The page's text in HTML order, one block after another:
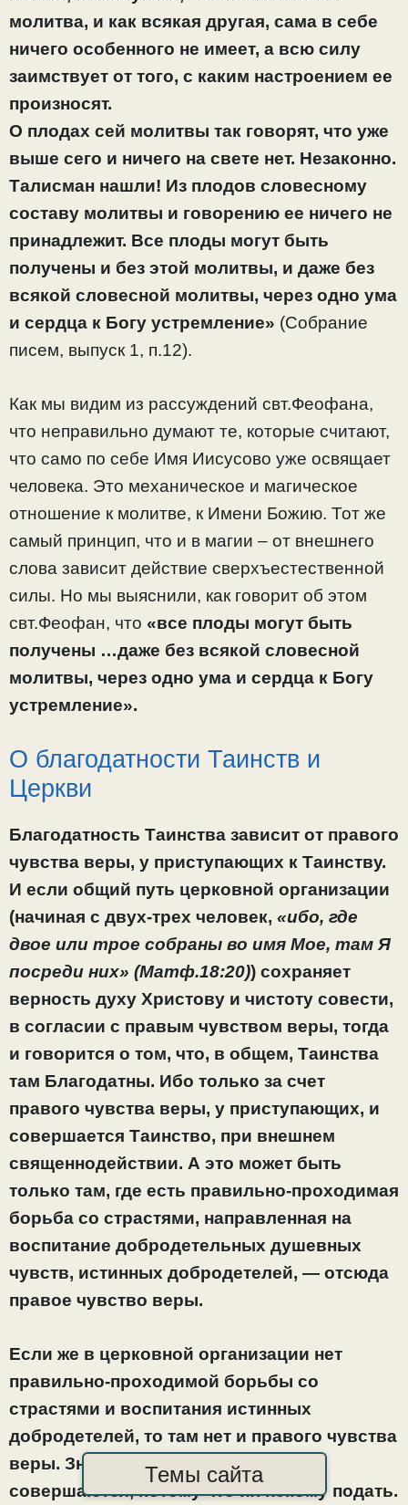
молитва, и как всякая другая, сама в себе
ничего особенного не имеет, а всю силу
заимствует от того, с каким настроением ее
произносят.
О плодах сей молитвы так говорят, что уже
выше сего и ничего на свете нет. Незаконно.
Талисман нашли! Из плодов словесному
составу молитвы и говорению ее ничего не
принадлежит. Все плоды могут быть
получены и без этой молитвы, и даже без
всякой словесной молитвы, через одно ума
и сердца к Богу устремление» (Собрание
писем, выпуск 1, п.12).
Как мы видим из рассуждений свт.Феофана,
что неправильно думают те, которые считают,
что само по себе Имя Иисусово уже освящает
человека. Это механическое и магическое
отношение к молитве, к Имени Божию. Тот же
самый принцип, что и в магии – от внешнего
слова зависит действие сверхъестественной
силы. Но мы выяснили, как говорит об этом
свт.Феофан, что «все плоды могут быть
получены …даже без всякой словесной
молитвы, через одно ума и сердца к Богу
устремление».
О благодатности Таинств и
Церкви
Благодатность Таинства зависит от правого
чувства веры, у приступающих к Таинству.
И если общий путь церковной организации
(начиная с двух-трех человек, «ибо, где
двое или трое собраны во имя Мое, там Я
посреди них» (Матф.18:20)) сохраняет
верность духу Христову и чистоту совести,
в согласии с правым чувством веры, тогда
и говорится о том, что, в общем, Таинства
там Благодатны. Ибо только за счет
правого чувства веры, у приступающих, и
совершается Таинство, при внешнем
священнодействии. А это может быть
только там, где есть правильно-проходимая
борьба со страстями, направленная на
воспитание добродетельных душевных
чувств, истинных добродетелей, — отсюда
правое чувство веры.
Если же в церковной организации нет
правильно-проходимой борьбы со
страстями и воспитания истинных
добродетелей, то там нет и правого чувства
веры. Значит Таинства там не
совершаются, потому что их некому подать.
Темы сайта